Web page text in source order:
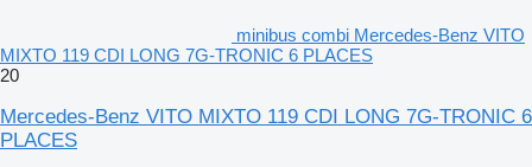
minibus combi Mercedes-Benz VITO
MIXTO 119 CDI LONG 7G-TRONIC 6 PLACES
20
Mercedes-Benz VITO MIXTO 119 CDI LONG 7G-TRONIC 6
PLACES